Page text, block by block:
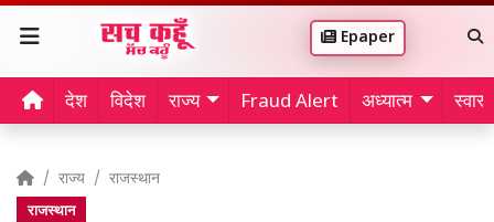
Epaper
देश विदेश राज्य Fraud Alert अध्यात्म
राज्य राजस्थान
राजस्थान